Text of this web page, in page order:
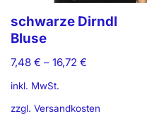
schwarze Dirndl
Bluse
7,48 € – 16,72 €
inkl. MwSt.
zzgl. Versandkosten